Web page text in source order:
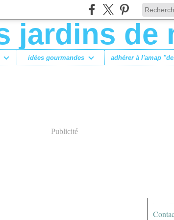
idées gourmandes
Publicité